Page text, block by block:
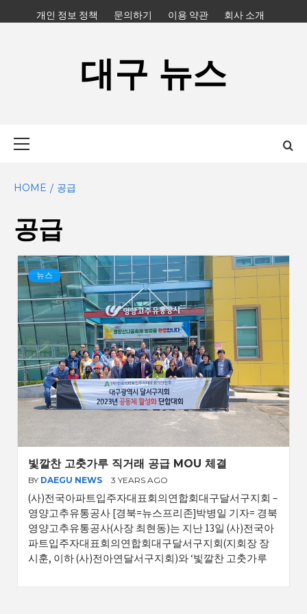
to
개인 정보 정책 문의하기 이용 약관 회사 소개
대구 뉴스
HOME 공급
공급
뉴스
빛깔찬 고춧가루 직거래 공급 MOU 체결
BY DAEGU NEWS 3 YEARS AGO
(사)전국아파트입주자대표회의연합회대구달서구지회 –
영양고추유통공사 [경북=뉴스프리존]박병일 기자= 경북
영양고추유통공사(사장 최현동)는 지난 13일 (사)전국아
파트입주자대표회의연합회대구달서구지회(지회장 장
시훈, 이하 (사)전아연달서구지회)와 ‘빛깔찬 고춧가루